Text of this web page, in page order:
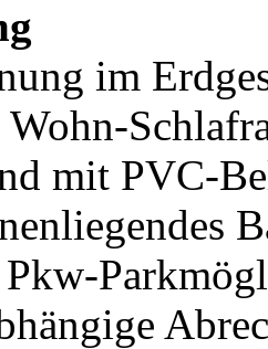
im
mit PVC-